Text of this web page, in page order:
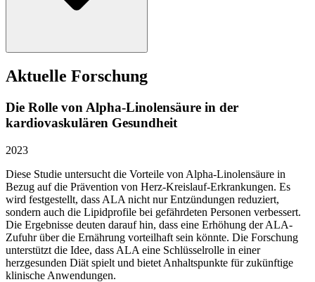
Aktuelle Forschung
Die Rolle von Alpha-Linolensäure in der
kardiovaskulären Gesundheit
2023
Diese Studie untersucht die Vorteile von Alpha-Linolensäure in
Bezug auf die Prävention von Herz-Kreislauf-Erkrankungen. Es
wird festgestellt, dass ALA nicht nur Entzündungen reduziert,
sondern auch die Lipidprofile bei gefährdeten Personen verbessert.
Die Ergebnisse deuten darauf hin, dass eine Erhöhung der ALA-
Zufuhr über die Ernährung vorteilhaft sein könnte. Die Forschung
unterstützt die Idee, dass ALA eine Schlüsselrolle in einer
herzgesunden Diät spielt und bietet Anhaltspunkte für zukünftige
klinische Anwendungen.